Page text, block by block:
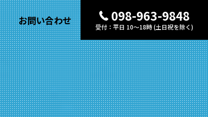
お問い合わせ 098-963-9848
受付：平日 10〜18時 (土日祝を除く)